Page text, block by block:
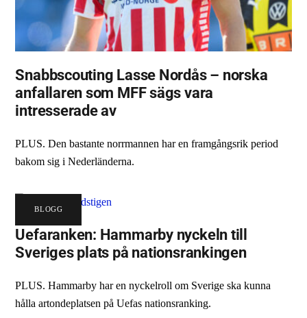
Snabbscouting Lasse Nordås – norska
anfallaren som MFF sägs vara
intresserade av
PLUS. Den bastante norrmannen har en framgångsrik period
bakom sig i Nederländerna.
BLOGG
Uefaranken: Hammarby nyckeln till
Sveriges plats på nationsrankingen
PLUS. Hammarby har en nyckelroll om Sverige ska kunna
hålla artondeplatsen på Uefas nationsranking.